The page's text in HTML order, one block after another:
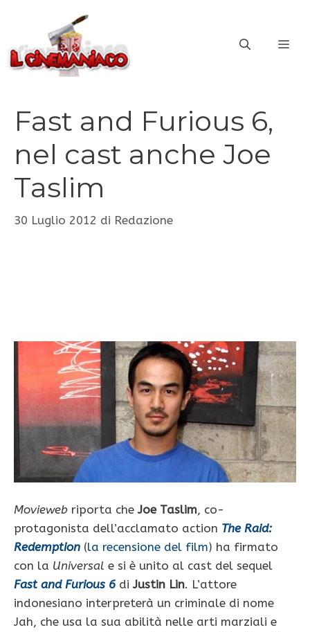
contenuto
Fast and Furious 6,
nel cast anche Joe
Taslim
30 Luglio 2012 di Redazione
Movieweb riporta che Joe Taslim, co-
protagonista dell’acclamato action The Raid:
Redemption (la recensione del film) ha firmato
con la Universal e si è unito al cast del sequel
Fast and Furious 6 diJustin Lin. L’attore
indonesiano interpreterà un criminale di nome
Jah, che usa la sua abilità nelle arti marziali e